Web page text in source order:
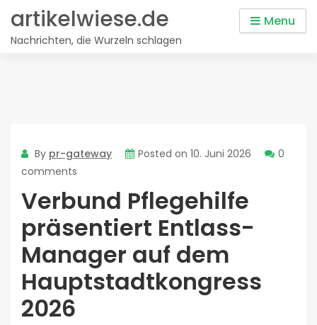
content
artikelwiese.de
Nachrichten, die Wurzeln schlagen
Menu
By pr-gateway Posted on 10. Juni 2026
0
comments
Verbund Pflegehilfe
präsentiert Entlass-
Manager auf dem
Hauptstadtkongress
2026